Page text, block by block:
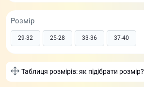
Розмір
29-32 25-28 33-36 37-40
Таблиця розмірів: як підібрати розмір?